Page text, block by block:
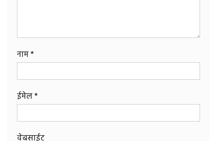
नाम*
ईमेल*
वेबसाईट